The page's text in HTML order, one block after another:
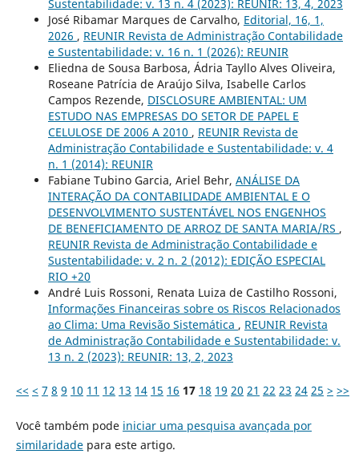
Sustentabilidade: v. 13 n. 4 (2023): REUNIR: 13, 4, 2023
José Ribamar Marques de Carvalho, Editorial, 16, 1,
2026 , REUNIR Revista de Administração Contabilidade
e Sustentabilidade: v. 16 n. 1 (2026): REUNIR
Eliedna de Sousa Barbosa, Ádria Tayllo Alves Oliveira,
Roseane Patrícia de Araújo Silva, Isabelle Carlos
Campos Rezende, DISCLOSURE AMBIENTAL: UM
ESTUDO NAS EMPRESAS DO SETOR DE PAPEL E
CELULOSE DE 2006 A 2010 , REUNIR Revista de
Administração Contabilidade e Sustentabilidade: v. 4
n. 1 (2014): REUNIR
Fabiane Tubino Garcia, Ariel Behr, ANÁLISE DA
INTERAÇÃO DA CONTABILIDADE AMBIENTAL E O
DESENVOLVIMENTO SUSTENTÁVEL NOS ENGENHOS
DE BENEFICIAMENTO DE ARROZ DE SANTA MARIA/RS ,
REUNIR Revista de Administração Contabilidade e
Sustentabilidade: v. 2 n. 2 (2012): EDIÇÃO ESPECIAL
RIO +20
André Luis Rossoni, Renata Luiza de Castilho Rossoni,
Informações Financeiras sobre os Riscos Relacionados
ao Clima: Uma Revisão Sistemática , REUNIR Revista
de Administração Contabilidade e Sustentabilidade: v.
13 n. 2 (2023): REUNIR: 13, 2, 2023
<< < 7 8 9 10 11 12 13 14 15 16 17 18 19 20 21 22 23 24 25 > >>
Você também pode iniciar uma pesquisa avançada por
similaridadepara este artigo.